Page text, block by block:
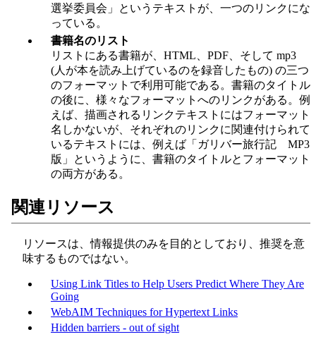
選挙委員会」というテキストが、一つのリンクにな
っている。
書籍名のリスト
リストにある書籍が、HTML、PDF、そして mp3
(人が本を読み上げているのを録音したもの) の三つ
のフォーマットで利用可能である。書籍のタイトル
の後に、様々なフォーマットへのリンクがある。例
えば、描画されるリンクテキストにはフォーマット
名しかないが、それぞれのリンクに関連付けられて
いるテキストには、例えば「ガリバー旅行記 MP3
版」というように、書籍のタイトルとフォーマット
の両方がある。
関連リソース
リソースは、情報提供のみを目的としており、推奨を意
味するものではない。
Using Link Titles to Help Users Predict Where They Are
Going
WebAIM Techniques for Hypertext Links
Hidden barriers - out of sight